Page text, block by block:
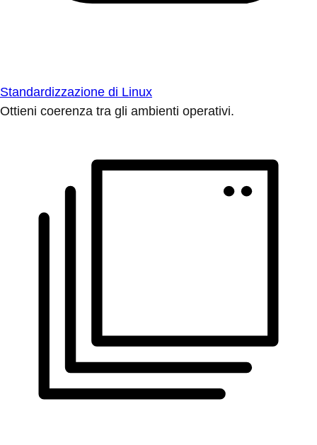
Standardizzazione di Linux
Ottieni coerenza tra gli ambienti operativi.